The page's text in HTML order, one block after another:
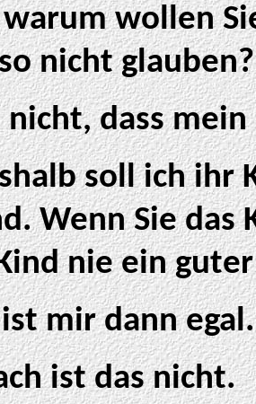
warum wollen
nicht glauben?
dass
soll ich ihr
Wenn Sie
nie ein
ist mir dann egal.
ist das nicht.